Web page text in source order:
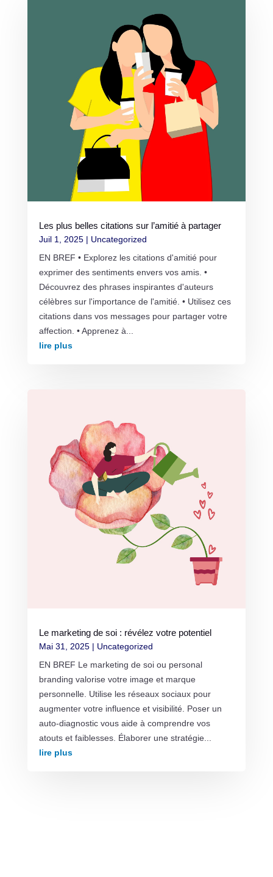
Les plus belles citations sur l’amitié à partager
Juil 1, 2025| Uncategorized
EN BREF • Explorez les citations d'amitié pour
exprimer des sentiments envers vos amis. •
Découvrez des phrases inspirantes d'auteurs
célèbres sur l'importance de l'amitié. • Utilisez ces
citations dans vos messages pour partager votre
affection. • Apprenez à...
lire plus
Le marketing de soi : révélez votre potentiel
Mai 31, 2025| Uncategorized
EN BREF Le marketing de soi ou personal
branding valorise votre image et marque
personnelle. Utilise les réseaux sociaux pour
augmenter votre influence et visibilité. Poser un
auto-diagnostic vous aide à comprendre vos
atouts et faiblesses. Élaborer une stratégie...
lire plus